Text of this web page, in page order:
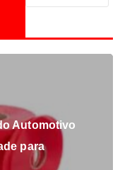
Automotivo
para